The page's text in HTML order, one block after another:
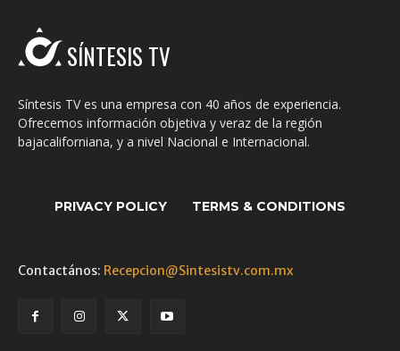
SÍNTESIS TV
Síntesis TV es una empresa con 40 años de experiencia.
Ofrecemos información objetiva y veraz de la región
bajacaliforniana, y a nivel Nacional e Internacional.
PRIVACY POLICY TERMS & CONDITIONS
Contactános: Recepcion@Sintesistv.com.mx